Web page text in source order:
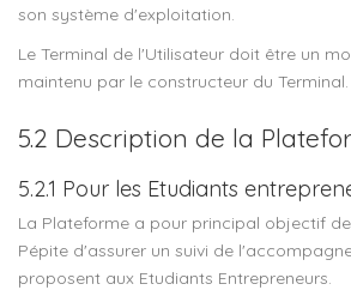
son système d'exploitation.
Le Terminal de l'Utilisateur doit être un
maintenu par le constructeur du Terminal.
5.2 Description de la
5.2.1 Pour les Etudiants
La Plateforme a pour principal objectif
Pépite d'assurer un suivi de
proposent aux Etudiants Entrepreneurs.